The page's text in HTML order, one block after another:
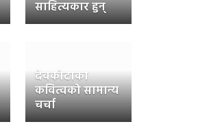
साहित्यकार हुन्
देवकोटाका
कवित्वको सामान्य
चर्चा